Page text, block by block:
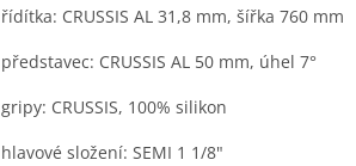
řídítka: CRUSSIS AL 31,8 mm, šířka 760 mm
představec: CRUSSIS AL 50 mm, úhel 7°
gripy: CRUSSIS, 100% silikon
hlavové složení: SEMI 1 1/8"